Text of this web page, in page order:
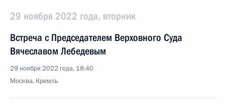
29 ноября 2022 года, вторник
Встреча с Председателем Верховного Суда
Вячеславом Лебедевым
29 ноября 2022 года, 18:40
Москва, Кремль